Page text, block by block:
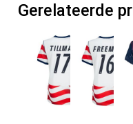
Gerelateerde